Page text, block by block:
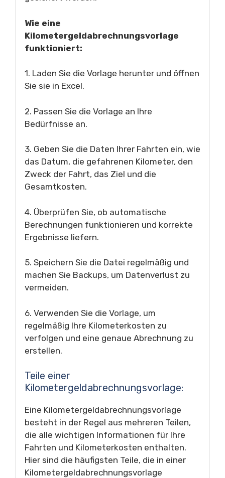
Wie eine
Kilometergeldabrechnungsvorlage
funktioniert:
1. Laden Sie die Vorlage herunter und öffnen
Sie sie in Excel.
2. Passen Sie die Vorlage an Ihre
Bedürfnisse an.
3. Geben Sie die Daten Ihrer Fahrten ein, wie
das Datum, die gefahrenen Kilometer, den
Zweck der Fahrt, das Ziel und die
Gesamtkosten.
4. Überprüfen Sie, ob automatische
Berechnungen funktionieren und korrekte
Ergebnisse liefern.
5. Speichern Sie die Datei regelmäßig und
machen Sie Backups, um Datenverlust zu
vermeiden.
6. Verwenden Sie die Vorlage, um
regelmäßig Ihre Kilometerkosten zu
verfolgen und eine genaue Abrechnung zu
erstellen.
Teile einer
Kilometergeldabrechnungsvorlage:
Eine Kilometergeldabrechnungsvorlage
besteht in der Regel aus mehreren Teilen,
die alle wichtigen Informationen für Ihre
Fahrten und Kilometerkosten enthalten.
Hier sind die häufigsten Teile, die in einer
Kilometergeldabrechnungsvorlage